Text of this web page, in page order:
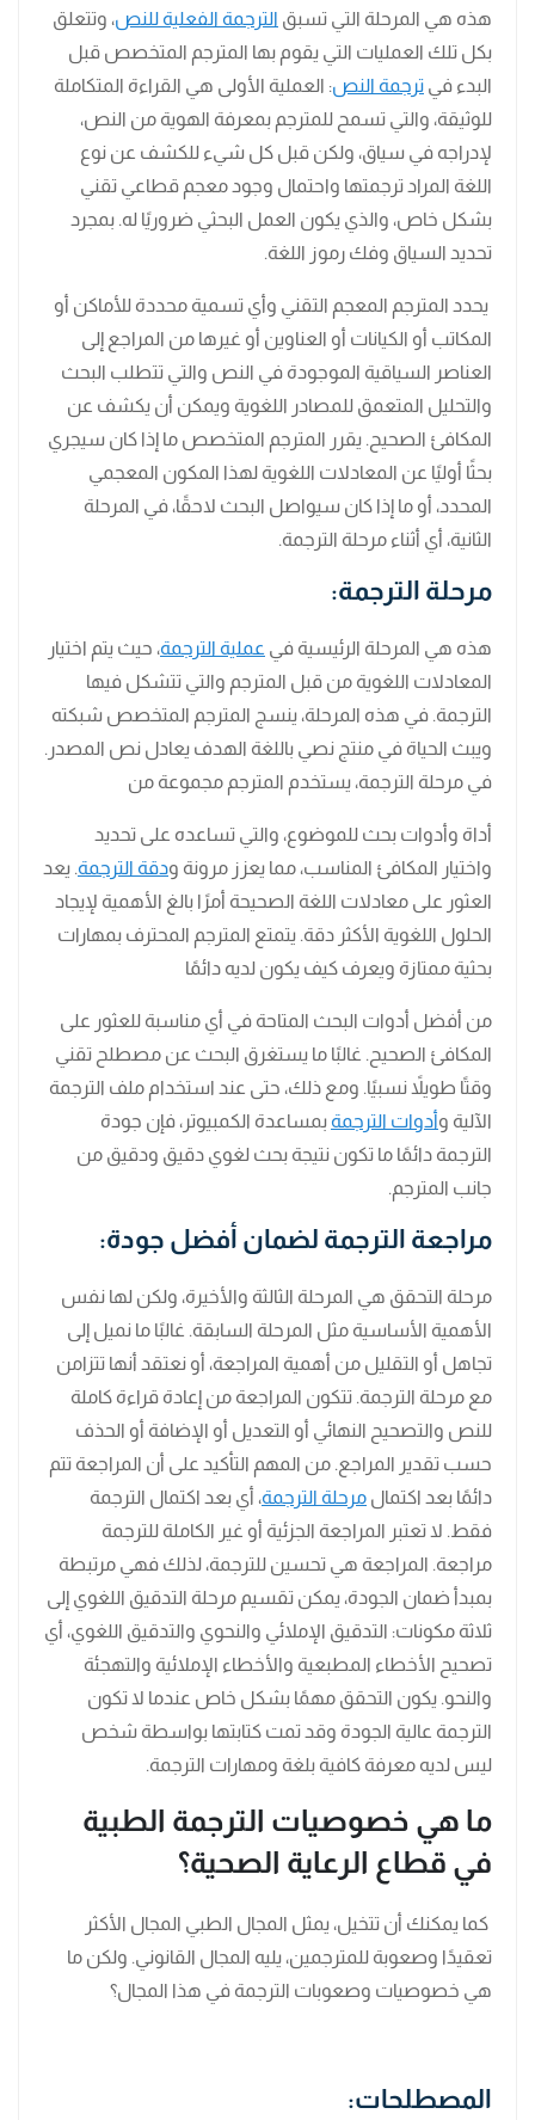
هذه هي المرحلة التي تسبق الترجمة الفعلية للنص، وتتعلق
بكل تلك العمليات التي يقوم بها المترجم المتخصص قبل
البدء في ترجمة النص: العملية الأولى هي القراءة المتكاملة
للوثيقة، والتي تسمح للمترجم بمعرفة الهوية من النص،
لإدراجه في سياق، ولكن قبل كل شيء للكشف عن نوع
اللغة المراد ترجمتها واحتمال وجود معجم قطاعي تقني
بشكل خاص، والذي يكون العمل البحثي ضروريًا له. بمجرد
تحديد السياق وفك رموز اللغة.
يحدد المترجم المعجم التقني وأي تسمية محددة للأماكن أو
المكاتب أو الكيانات أو العناوين أو غيرها من المراجع إلى
العناصر السياقية الموجودة في النص والتي تتطلب البحث
والتحليل المتعمق للمصادر اللغوية ويمكن أن يكشف عن
المكافئ الصحيح. يقرر المترجم المتخصص ما إذا كان سيجري
بحثًا أوليًا عن المعادلات اللغوية لهذا المكون المعجمي
المحدد، أو ما إذا كان سيواصل البحث لاحقًا، في المرحلة
الثانية، أي أثناء مرحلة الترجمة.
مرحلة الترجمة:
هذه هي المرحلة الرئيسية في عملية الترجمة، حيث يتم اختيار
المعادلات اللغوية من قبل المترجم والتي تتشكل فيها
الترجمة. في هذه المرحلة، ينسج المترجم المتخصص شبكته
ويبث الحياة في منتج نصي باللغة الهدف يعادل نص المصدر.
في مرحلة الترجمة، يستخدم المترجم مجموعة من
أداة وأدوات بحث للموضوع، والتي تساعده على تحديد
واختيار المكافئ المناسب، مما يعزز مرونة ودقة الترجمة. يعد
العثور على معادلات اللغة الصحيحة أمرًا بالغ الأهمية لإيجاد
الحلول اللغوية الأكثر دقة. يتمتع المترجم المحترف بمهارات
بحثية ممتازة ويعرف كيف يكون لديه دائمًا
من أفضل أدوات البحث المتاحة في أي مناسبة للعثور على
المكافئ الصحيح. غالبًا ما يستغرق البحث عن مصطلح تقني
وقتًا طويلاً نسبيًا. ومع ذلك، حتى عند استخدام ملف الترجمة
الآلية وأدوات الترجمة بمساعدة الكمبيوتر، فإن جودة
الترجمة دائمًا ما تكون نتيجة بحث لغوي دقيق ودقيق من
جانب المترجم.
مراجعة الترجمة لضمان أفضل جودة:
مرحلة التحقق هي المرحلة الثالثة والأخيرة، ولكن لها نفس
الأهمية الأساسية مثل المرحلة السابقة. غالبًا ما نميل إلى
تجاهل أو التقليل من أهمية المراجعة، أو نعتقد أنها تتزامن
مع مرحلة الترجمة. تتكون المراجعة من إعادة قراءة كاملة
للنص والتصحيح النهائي أو التعديل أو الإضافة أو الحذف
حسب تقدير المراجع. من المهم التأكيد على أن المراجعة تتم
دائمًا بعد اكتمال مرحلة الترجمة، أي بعد اكتمال الترجمة
فقط. لا تعتبر المراجعة الجزئية أو غير الكاملة للترجمة
مراجعة. المراجعة هي تحسين للترجمة، لذلك فهي مرتبطة
بمبدأ ضمان الجودة، يمكن تقسيم مرحلة التدقيق اللغوي إلى
ثلاثة مكونات: التدقيق الإملائي والنحوي والتدقيق اللغوي، أي
تصحيح الأخطاء المطبعية والأخطاء الإملائية والتهجئة
والنحو. يكون التحقق مهمًا بشكل خاص عندما لا تكون
الترجمة عالية الجودة وقد تمت كتابتها بواسطة شخص
ليس لديه معرفة كافية بلغة ومهارات الترجمة.
ما هي خصوصيات الترجمة الطبية
في قطاع الرعاية الصحية؟
كما يمكنك أن تتخيل، يمثل المجال الطبي المجال الأكثر
تعقيدًا وصعوبة للمترجمين، يليه المجال القانوني. ولكن ما
هي خصوصيات وصعوبات الترجمة في هذا المجال؟
المصطلحات: